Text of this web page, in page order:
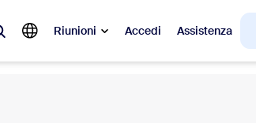
Riunioni Accedi Assistenza